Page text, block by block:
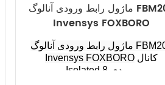
ماژول رابط ورودی آنالوگ FBM206
Invensys FOXBORO
ماژول رابط ورودی آنالوگ FBM206
Invensys FOXBORO
Isolated 8 ورودی